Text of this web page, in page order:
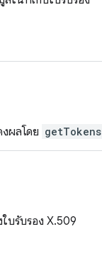
ผลโดย getTokens
ใบรับรอง X.509